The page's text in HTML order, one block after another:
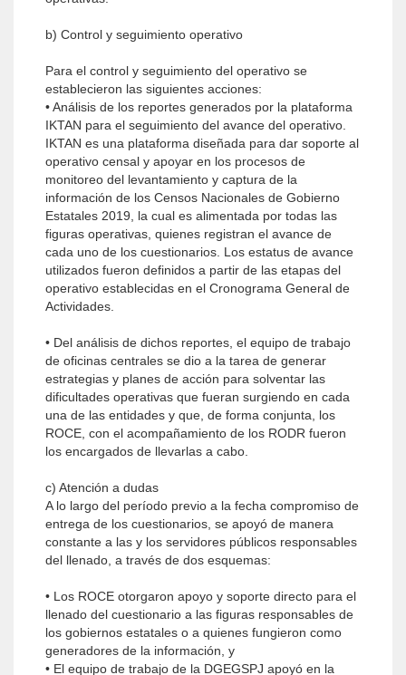
b) Control y seguimiento operativo
Para el control y seguimiento del operativo se
establecieron las siguientes acciones:
• Análisis de los reportes generados por la plataforma
IKTAN para el seguimiento del avance del operativo.
IKTAN es una plataforma diseñada para dar soporte al
operativo censal y apoyar en los procesos de
monitoreo del levantamiento y captura de la
información de los Censos Nacionales de Gobierno
Estatales 2019, la cual es alimentada por todas las
figuras operativas, quienes registran el avance de
cada uno de los cuestionarios. Los estatus de avance
utilizados fueron definidos a partir de las etapas del
operativo establecidas en el Cronograma General de
Actividades.
• Del análisis de dichos reportes, el equipo de trabajo
de oficinas centrales se dio a la tarea de generar
estrategias y planes de acción para solventar las
dificultades operativas que fueran surgiendo en cada
una de las entidades y que, de forma conjunta, los
ROCE, con el acompañamiento de los RODR fueron
los encargados de llevarlas a cabo.
c) Atención a dudas
A lo largo del período previo a la fecha compromiso de
entrega de los cuestionarios, se apoyó de manera
constante a las y los servidores públicos responsables
del llenado, a través de dos esquemas:
• Los ROCE otorgaron apoyo y soporte directo para el
llenado del cuestionario a las figuras responsables de
los gobiernos estatales o a quienes fungieron como
generadores de la información, y
• El equipo de trabajo de la DGEGSPJ apoyó en la